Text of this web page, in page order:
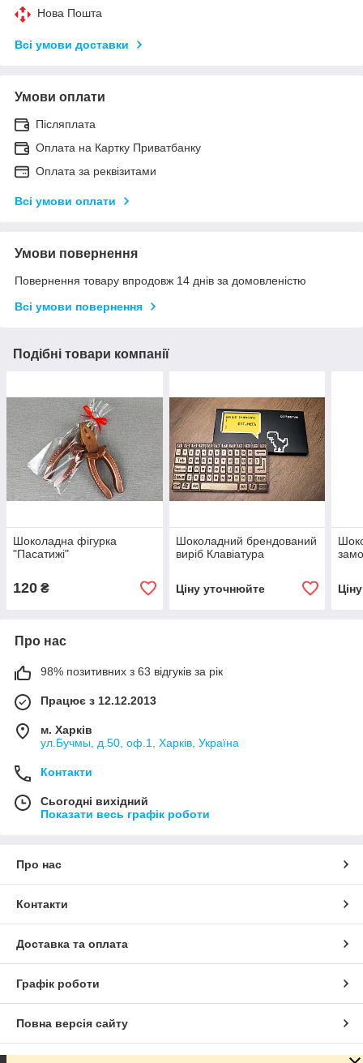
Нова Пошта
Всі умови доставки
Умови оплати
Післяплата
Оплата на Картку Приватбанку
Оплата за реквізитами
Всі умови оплати
Умови повернення
Повернення товару впродовж 14 днів за домовленістю
Всі умови повернення
Подібні товари компанії
Шоколадна фігурка
"Пасатижі"
120 ₴
Шоколадний брендований
виріб Клавіатура
Ціну уточнюйте
Про нас
98% позитивних з 63 відгуків за рік
Працює з 12.12.2013
м. Харків
ул.Бучмы, д.50, оф.1, Харків, Україна
Контакти
Сьогодні вихідний
Показати весь графік роботи
Про нас
Контакти
Доставка та оплата
Графік роботи
Повна версія сайту